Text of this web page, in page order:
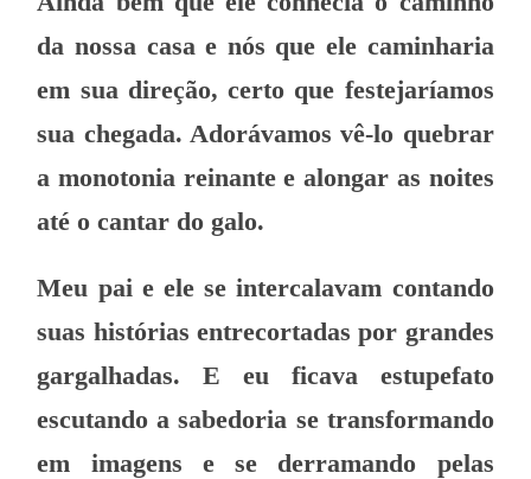
da nossa casa e nós que ele caminharia
em sua direção, certo que festejaríamos
sua chegada. Adorávamos vê-lo quebrar
a monotonia reinante e alongar as noites
até o cantar do galo.
Meu pai e ele se intercalavam contando
suas histórias entrecortadas por grandes
gargalhadas. E eu ficava estupefato
escutando a sabedoria se transformando
em imagens e se derramando pelas